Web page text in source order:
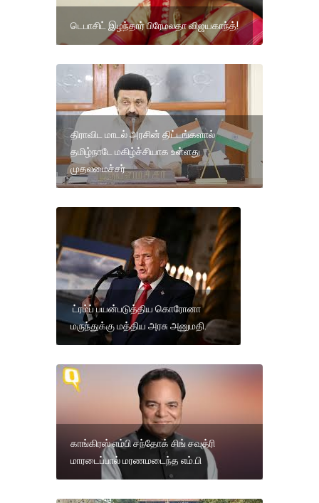
டெபாசிட் இழந்தார் பிரேமலதா விஜயகாந்த்!
திராவிட மாடல் அரசின் திட்டங்களால்
தமிழ்நாடே மகிழ்ச்சியாக உள்ளது
முதலமைச்சர்
ட்ரம்ப் பயன்படுத்திய கொரோனா
மருந்துக்கு மத்திய அரசு அனுமதி.
காங்கிரஸ் எம்பி சந்தோக் சிங் சவுத்ரி
மாரடைப்பால் மரணமடைந்த எம்.பி